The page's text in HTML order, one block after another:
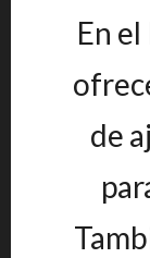
En
de